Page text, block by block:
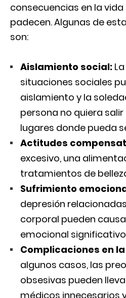
consecuencias en la vida
padecen. Algunas de
son:
Aislamiento social:
situaciones sociales
aislamiento y la
persona no quiera
lugares donde pueda
Actitudes
excesivo, una
tratamientos de
Sufrimiento
depresión
corporal pueden
emocional
Complicaciones en
algunos casos, las
obsesivas pueden
médicos innecesarios